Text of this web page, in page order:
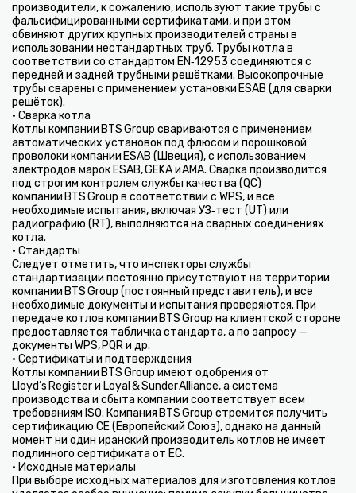
производители, к сожалению, используют такие трубы с
фальсифицированными сертификатами, и при этом
обвиняют других крупных производителей страны в
использовании нестандартных труб. Трубы котла в
соответствии со стандартом EN‑12953 соединяются с
передней и задней трубными решётками. Высокопрочные
трубы сварены с применением установки ESAB (для сварки
решёток).
• Сварка котла
Котлы компании BTS Group свариваются с применением
автоматических установок под флюсом и порошковой
проволоки компании ESAB (Швеция), с использованием
электродов марок ESAB, GEKA и AMA. Сварка производится
под строгим контролем службы качества (QC)
компании BTS Group в соответствии с WPS, и все
необходимые испытания, включая УЗ‑тест (UT) или
радиографию (RT), выполняются на сварных соединениях
котла.
• Стандарты
Следует отметить, что инспекторы службы
стандартизации постоянно присутствуют на территории
компании BTS Group (постоянный представитель), и все
необходимые документы и испытания проверяются. При
передаче котлов компании BTS Group на клиентской стороне
предоставляется табличка стандарта, а по запросу —
документы WPS, PQR и др.
• Сертификаты и подтверждения
Котлы компании BTS Group имеют одобрения от
Lloyd’s Register и Loyal & Sunder Alliance, а система
производства и сбыта компании соответствует всем
требованиям ISO. Компания BTS Group стремится получить
сертификацию CE (Европейский Союз), однако на данный
момент ни один иранский производитель котлов не имеет
подлинного сертификата от ЕС.
• Исходные материалы
При выборе исходных материалов для изготовления котлов